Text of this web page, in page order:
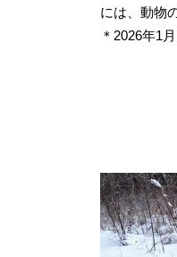
には、動物
＊2026年1